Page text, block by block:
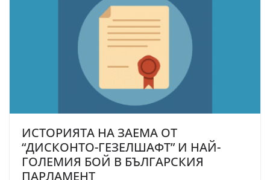
ИСТОРИЯТА НА ЗАЕМА ОТ
“ДИСКОНТО-ГЕЗЕЛШАФТ” И НАЙ-
ГОЛЕМИЯ БОЙ В БЪЛГАРСКИЯ
ПАРЛАМЕНТ